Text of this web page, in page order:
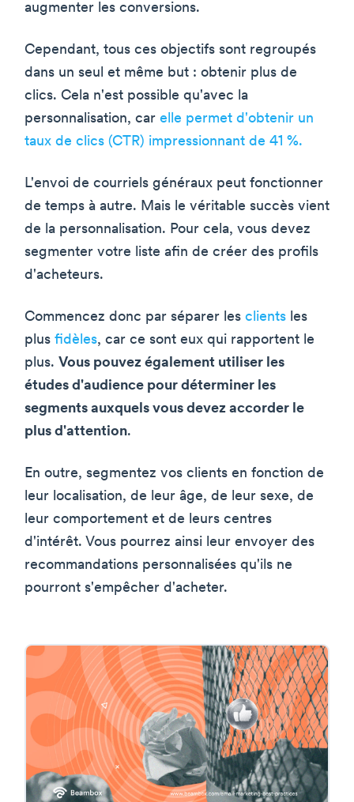
augmenter les conversions.
Cependant, tous ces objectifs sont regroupés
dans un seul et même but : obtenir plus de
clics. Cela n'est possible qu'avec la
personnalisation, car elle permet d'obtenir un
taux de clics (CTR) impressionnant de 41 %.
L'envoi de courriels généraux peut fonctionner
de temps à autre. Mais le véritable succès vient
de la personnalisation. Pour cela, vous devez
segmenter votre liste afin de créer des profils
d'acheteurs.
Commencez donc par séparer les clients les
plus fidèles, car ce sont eux qui rapportent le
plus. Vous pouvez également utiliser les
études d'audience pour déterminer les
segments auxquels vous devez accorder le
plus d'attention.
En outre, segmentez vos clients en fonction de
leur localisation, de leur âge, de leur sexe, de
leur comportement et de leurs centres
d'intérêt. Vous pourrez ainsi leur envoyer des
recommandations personnalisées qu'ils ne
pourront s'empêcher d'acheter.